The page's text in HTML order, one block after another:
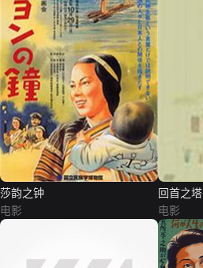
莎韵之钟
电影
回首之塔
电影